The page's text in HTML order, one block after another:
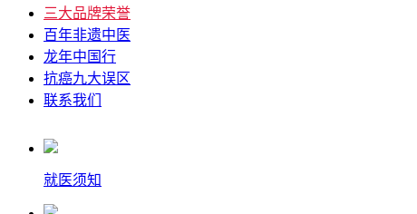
三大品牌荣誉
百年非遗中医
龙年中国行
抗癌九大误区
联系我们
就医须知